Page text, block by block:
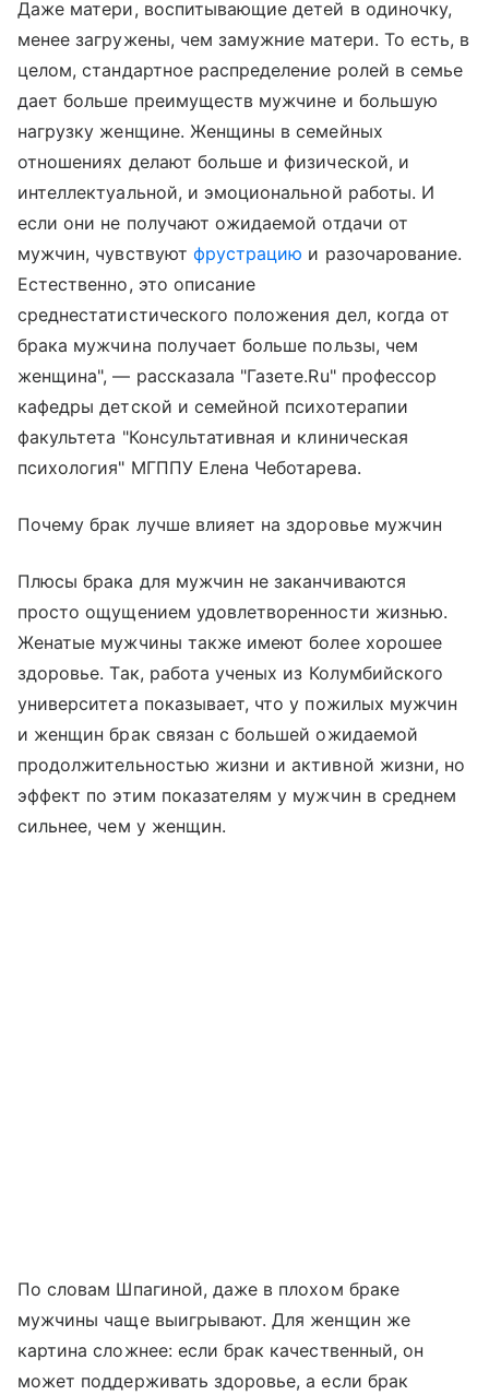
Даже матери, воспитывающие детей в одиночку,
менее загружены, чем замужние матери. То есть, в
целом, стандартное распределение ролей в семье
дает больше преимуществ мужчине и большую
нагрузку женщине. Женщины в семейных
отношениях делают больше и физической, и
интеллектуальной, и эмоциональной работы. И
если они не получают ожидаемой отдачи от
мужчин, чувствуют фрустрацию и разочарование.
Естественно, это описание
среднестатистического положения дел, когда от
брака мужчина получает больше пользы, чем
женщина", — рассказала "Газете.Ru" профессор
кафедры детской и семейной психотерапии
факультета "Консультативная и клиническая
психология" МГППУ Елена Чеботарева.
Почему брак лучше влияет на здоровье мужчин
Плюсы брака для мужчин не заканчиваются
просто ощущением удовлетворенности жизнью.
Женатые мужчины также имеют более хорошее
здоровье. Так, работа ученых из Колумбийского
университета показывает, что у пожилых мужчин
и женщин брак связан с большей ожидаемой
продолжительностью жизни и активной жизни, но
эффект по этим показателям у мужчин в среднем
сильнее, чем у женщин.
По словам Шпагиной, даже в плохом браке
мужчины чаще выигрывают. Для женщин же
картина сложнее: если брак качественный, он
может поддерживать здоровье, а если брак